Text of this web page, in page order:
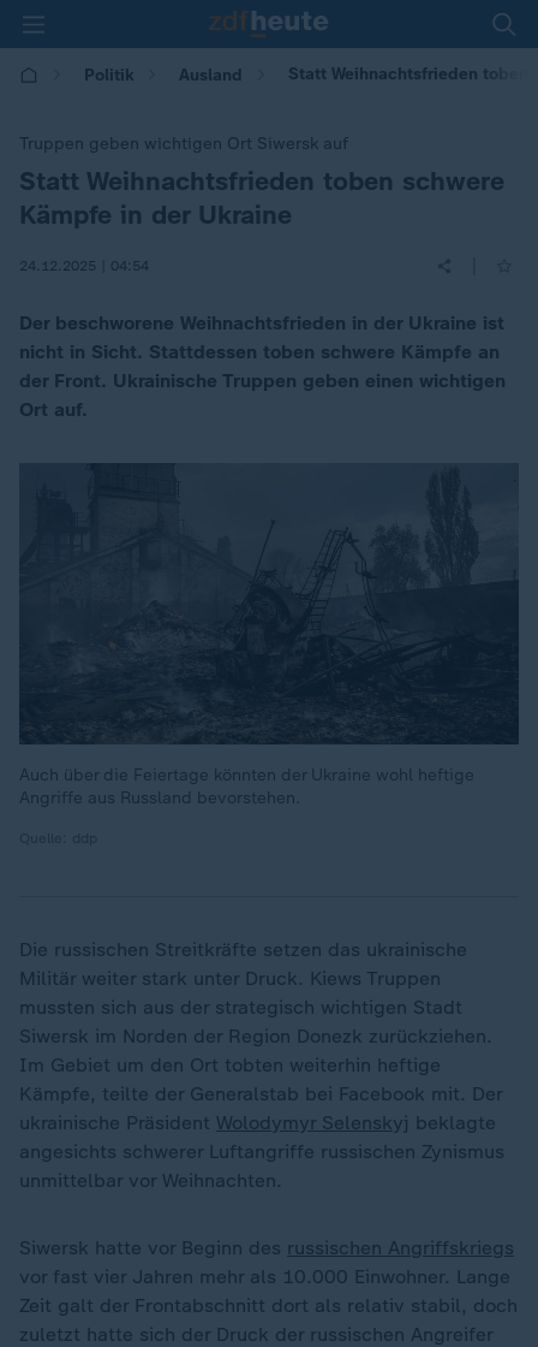
Politik Ausland Statt Weihnachtsfrieden toben
Truppen geben wichtigen Ort Siwersk auf
:
Statt Weihnachtsfrieden toben schwere
Kämpfe in der Ukraine
24.12.2025 | 04:54
Der beschworene Weihnachtsfrieden in der Ukraine ist
nicht in Sicht. Stattdessen toben schwere Kämpfe an
der Front. Ukrainische Truppen geben einen wichtigen
Ort auf.
Auch über die Feiertage könnten der Ukraine wohl heftige
Angriffe aus Russland bevorstehen.
Die russischen Streitkräfte setzen das ukrainische
Militär weiter stark unter Druck. Kiews Truppen
mussten sich aus der strategisch wichtigen Stadt
Siwersk im Norden der Region Donezk zurückziehen.
Im Gebiet um den Ort tobten weiterhin heftige
Kämpfe, teilte der Generalstab bei Facebook mit. Der
ukrainische Präsident Wolodymyr Selenskyj beklagte
angesichts schwerer Luftangriffe russischen Zynismus
unmittelbar vor Weihnachten.
Siwersk hatte vor Beginn des russischen Angriffskriegs
vor fast vier Jahren mehr als 10.000 Einwohner. Lange
Zeit galt der Frontabschnitt dort als relativ stabil, doch
zuletzt hatte sich der Druck der russischen Angreifer